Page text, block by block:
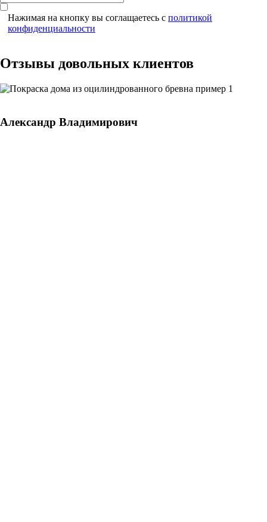
Нажимая на кнопку вы соглащаетесь с политикой
конфиденциальности
Отзывы довольных клиентов
Александр Владимирович